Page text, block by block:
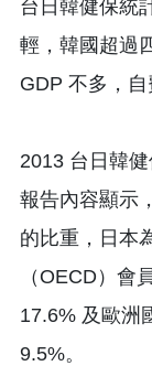
台日韓健保統
輕，韓國超過
GDP 不多，自
2013 台日韓
報告內容顯示
的比重，日本
（OECD）會
17.6% 及歐洲
9.5%。